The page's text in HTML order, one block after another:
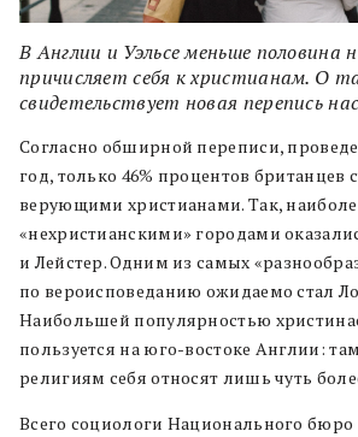
В Англии и Уэльсе меньше половина
причисляет себя к христианам. О
свидетельствует новая перепись
Согласно обширной переписи,
год, только 46% процентов британцев
верующими христианами. Так,
«нехристианскими» городами
и Лейстер. Одним из самых
по вероисповеданию ожидаемо стал
Наибольшей популярностью
пользуется на юго-востоке Англии:
религиям себя относят лишь чуть
Всего социологи Национального бюро